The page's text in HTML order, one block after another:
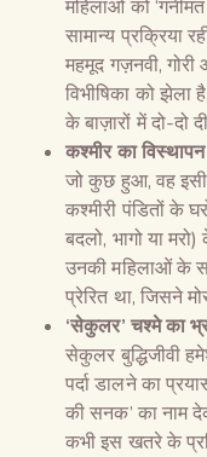
महिलाओं को
सामान्य प्रक्रिया
महमूद गज़नवी,
विभीषिका को झेला
के बाज़ारों में दो-दो
कश्मीर का
जो कुछ हुआ, वह
कश्मीरी पंडितों के
बदलो, भागो या
उनकी महिलाओं के
प्रेरित था, जिसने
‘सेकुलर’ चश्मे का
सेकुलर बुद्धिजीवी
पर्दा डालने का
की सनक’ का नाम
कभी इस खतरे के